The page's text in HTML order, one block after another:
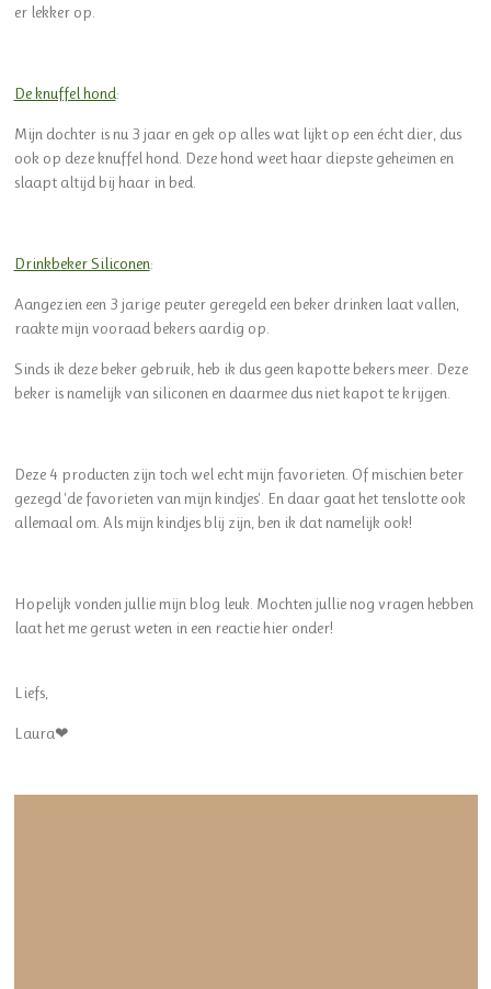
er lekker op.
De knuffel hond:
Mijn dochter is nu 3 jaar en gek op alles wat lijkt op een écht dier, dus
ook op deze knuffel hond. Deze hond weet haar diepste geheimen en
slaapt altijd bij haar in bed.
Drinkbeker Siliconen:
Aangezien een 3 jarige peuter geregeld een beker drinken laat vallen,
raakte mijn vooraad bekers aardig op.
Sinds ik deze beker gebruik, heb ik dus geen kapotte bekers meer. Deze
beker is namelijk van siliconen en daarmee dus niet kapot te krijgen.
Deze 4 producten zijn toch wel echt mijn favorieten. Of mischien beter
gezegd 'de favorieten van mijn kindjes'. En daar gaat het tenslotte ook
allemaal om. Als mijn kindjes blij zijn, ben ik dat namelijk ook!
Hopelijk vonden jullie mijn blog leuk. Mochten jullie nog vragen hebben
laat het me gerust weten in een reactie hier onder!
Liefs,
Laura❤